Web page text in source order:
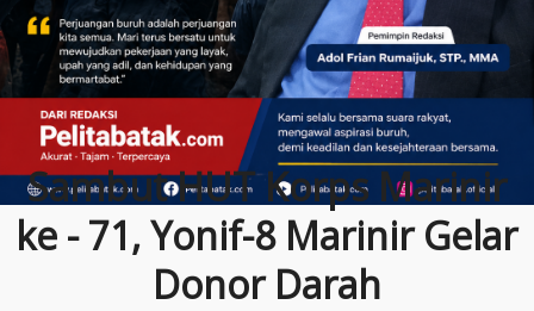
Sambut HUT Korps Marinir
ke - 71, Yonif-8 Marinir Gelar
Donor Darah